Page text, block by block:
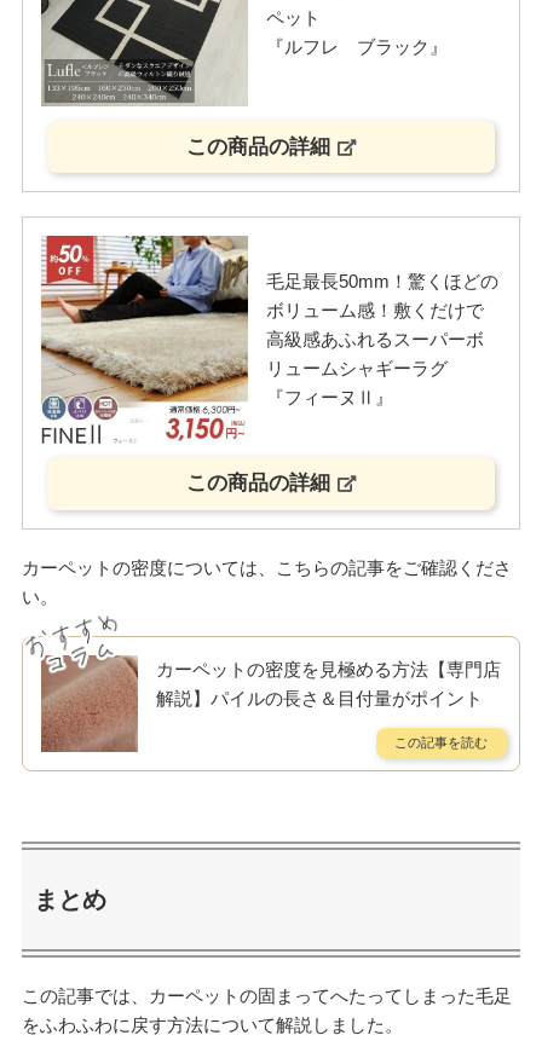
ペット
『ルフレ ブラック』
この商品の詳細
毛足最長50mm！驚くほどの
ボリューム感！敷くだけで
高級感あふれるスーパーボ
リュームシャギーラグ
『フィーヌⅡ』
この商品の詳細
カーペットの密度については、こちらの記事をご確認くださ
い。
カーペットの密度を見極める方法【専門店
解説】パイルの長さ＆目付量がポイント
まとめ
この記事では、カーペットの固まってへたってしまった毛足
をふわふわに戻す方法について解説しました。